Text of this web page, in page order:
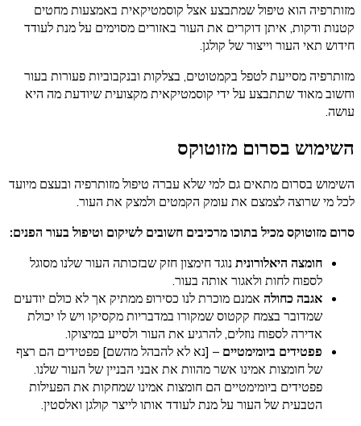
מזותרפיה הוא טיפול שמתבצע אצל קוסמטיקאית באמצעות מחטים
קטנות ודקות, איתן דוקרים את העור באזורים מסוימים על מנת לעודד
חידוש תאי העור וייצור של קולגן.
מזותרפיה מסייעת לטפל בקמטוטים, בצלקות ובנקבוביות פעורות בעור
וחשוב מאוד שתתבצע על ידי קוסמטיקאית מקצועית שיודעת מה היא
עושה.
השימוש בסרום מזוטוקס
השימוש בסרום מתאים גם למי שלא עברה טיפול מזותרפיה ובעצם מיועד
לכל מי שרוצה לצמצם את עומק הקמטים ולמצק את העור.
סרום מזוטוקס מכיל בתוכו מרכיבים חשובים לשיקום וטיפול בעור הפנים:
חומצה היאלורוניתנוגד חימצון חזק שבזכותה העור שלנו מסוגל
לספוח לחות ולאגור אותה בעור.
אגבה כחולה אמנם מוכרת לנו כסירופ ממתיק אך לא כולם יודעים
שמדובר בצמח קקטוס שמקורו במדבריות מקסיקו ויש לו יכולת
אדירה לספוח נוזלים, להרגיע את העור ולסייע במיצוקו.
פפטידים ביומימטיים – [נא לא להבהל מהשם] פפטידים הם רצף
של חומצות אמינו אשר מהוות את אבני הבניין של העור שלנו.
פפטידים ביומימטיים הם חומצות אמינו שמחקות את הפעילות
הטבעית של העור על מנת לעודד אותו לייצר קולגן ואלסטין.